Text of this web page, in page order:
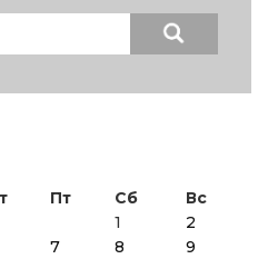
Пт Сб
Вс
1
2
7 8
9